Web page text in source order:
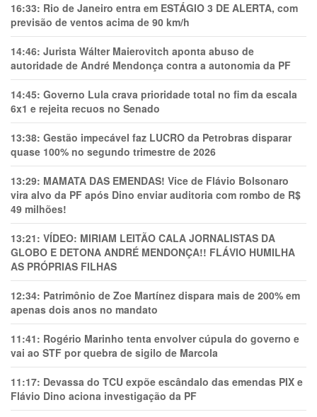
16:33: Rio de Janeiro entra em ESTÁGIO 3 DE ALERTA, com
previsão de ventos acima de 90 km/h
14:46: Jurista Wálter Maierovitch aponta abuso de
autoridade de André Mendonça contra a autonomia da PF
14:45: Governo Lula crava prioridade total no fim da escala
6x1 e rejeita recuos no Senado
13:38: Gestão impecável faz LUCRO da Petrobras disparar
quase 100% no segundo trimestre de 2026
13:29: MAMATA DAS EMENDAS! Vice de Flávio Bolsonaro
vira alvo da PF após Dino enviar auditoria com rombo de R$
49 milhões!
13:21: VÍDEO: MIRIAM LEITÃO CALA JORNALISTAS DA
GLOBO E DETONA ANDRÉ MENDONÇA!! FLÁVIO HUMILHA
AS PRÓPRIAS FILHAS
12:34: Patrimônio de Zoe Martínez dispara mais de 200% em
apenas dois anos no mandato
11:41: Rogério Marinho tenta envolver cúpula do governo e
vai ao STF por quebra de sigilo de Marcola
11:17: Devassa do TCU expõe escândalo das emendas PIX e
Flávio Dino aciona investigação da PF